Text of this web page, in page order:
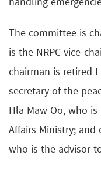
The committee is
is the NRPC vice-
chairman is retired
secretary of the
Hla Maw Oo, who
Affairs Ministry;
who is the advisor